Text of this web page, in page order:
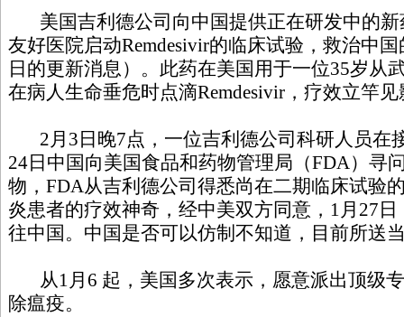
美国吉利德公司向中国提供正在研发中的新
友好医院启动Remdesivir的临床试验，救治中
日的更新消息）。此药在美国用于一位35岁从
在病人生命垂危时点滴Remdesivir，疗效立竿见
2月3日晚7点，一位吉利德公司科研人员在
24日中国向美国食品和药物管理局（FDA）寻
物，FDA从吉利德公司得悉尚在二期临床试验
炎患者的疗效神奇，经中美双方同意，1月27日
往中国。中国是否可以仿制不知道，目前所送
从1月6 起，美国多次表示，愿意派出顶级
除瘟疫。